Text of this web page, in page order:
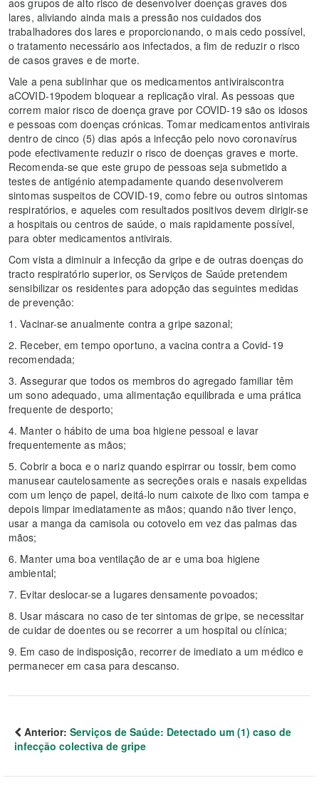
aos grupos de alto risco de desenvolver doenças graves dos
lares, aliviando ainda mais a pressão nos cuidados dos
trabalhadores dos lares e proporcionando, o mais cedo possível,
o tratamento necessário aos infectados, a fim de reduzir o risco
de casos graves e de morte.
Vale a pena sublinhar que os medicamentos antiviraiscontra
aCOVID-19podem bloquear a replicação viral. As pessoas que
correm maior risco de doença grave por COVID-19 são os idosos
e pessoas com doenças crónicas. Tomar medicamentos antivirais
dentro de cinco (5) dias após a infecção pelo novo coronavírus
pode efectivamente reduzir o risco de doenças graves e morte.
Recomenda-se que este grupo de pessoas seja submetido a
testes de antigénio atempadamente quando desenvolverem
sintomas suspeitos de COVID-19, como febre ou outros sintomas
respiratórios, e aqueles com resultados positivos devem dirigir-se
a hospitais ou centros de saúde, o mais rapidamente possível,
para obter medicamentos antivirais.
Com vista a diminuir a infecção da gripe e de outras doenças do
tracto respiratório superior, os Serviços de Saúde pretendem
sensibilizar os residentes para adopção das seguintes medidas
de prevenção:
1. Vacinar-se anualmente contra a gripe sazonal;
2. Receber, em tempo oportuno, a vacina contra a Covid-19
recomendada;
3. Assegurar que todos os membros do agregado familiar têm
um sono adequado, uma alimentação equilibrada e uma prática
frequente de desporto;
4. Manter o hábito de uma boa higiene pessoal e lavar
frequentemente as mãos;
5. Cobrir a boca e o nariz quando espirrar ou tossir, bem como
manusear cautelosamente as secreções orais e nasais expelidas
com um lenço de papel, deitá-lo num caixote de lixo com tampa e
depois limpar imediatamente as mãos; quando não tiver lenço,
usar a manga da camisola ou cotovelo em vez das palmas das
mãos;
6. Manter uma boa ventilação de ar e uma boa higiene
ambiental;
7. Evitar deslocar-se a lugares densamente povoados;
8. Usar máscara no caso de ter sintomas de gripe, se necessitar
de cuidar de doentes ou se recorrer a um hospital ou clínica;
9. Em caso de indisposição, recorrer de imediato a um médico e
permanecer em casa para descanso.
Anterior: Serviços de Saúde: Detectado um (1) caso de
infecção colectiva de gripe